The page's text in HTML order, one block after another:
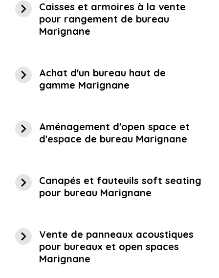
navigate_next
Caisses et armoires à la vente
pour rangement de bureau
Marignane
navigate_next
Achat d'un bureau haut de
gamme Marignane
navigate_next
Aménagement d'open space et
d'espace de bureau Marignane
navigate_next
Canapés et fauteuils soft seating
pour bureau Marignane
navigate_next
Vente de panneaux acoustiques
pour bureaux et open spaces
Marignane